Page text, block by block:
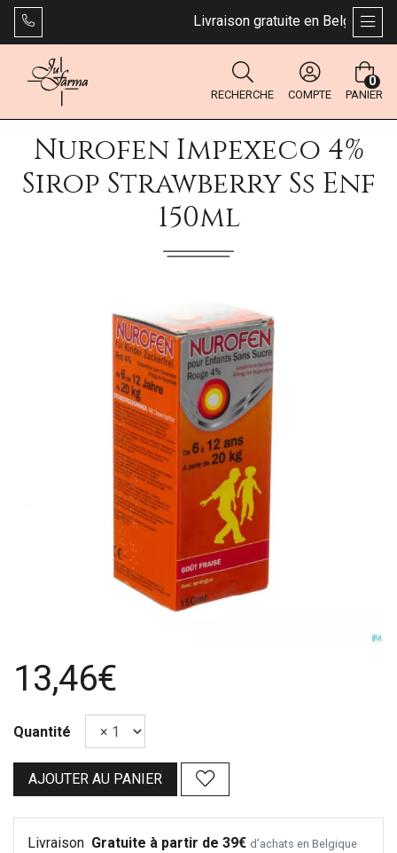
Livraison gratuite en Belgique
RECHERCHE COMPTE PANIER
0
Nurofen Impexeco 4%
Sirop Strawberry Ss Enf
150ml
13,46€
Quantité
AJOUTER AU PANIER
Livraison Gratuite à partir de 39€ d’achats en Belgique